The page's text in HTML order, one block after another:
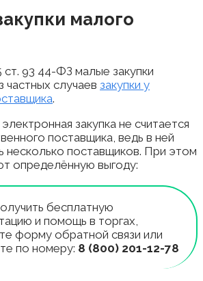
малого
ст. 93 44-ФЗ малые закупки
частных случаев закупки у
.
закупка не считается
поставщика, ведь в ней
несколько поставщиков. При этом
определённую выгоду:
бесплатную
и помощь в торгах,
форму обратной связи или
по номеру: 8 (800) 201-12-78